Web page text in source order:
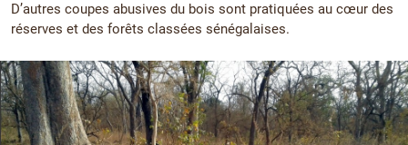
D’autres coupes abusives du bois sont pratiquées au cœur des
réserves et des forêts classées sénégalaises.